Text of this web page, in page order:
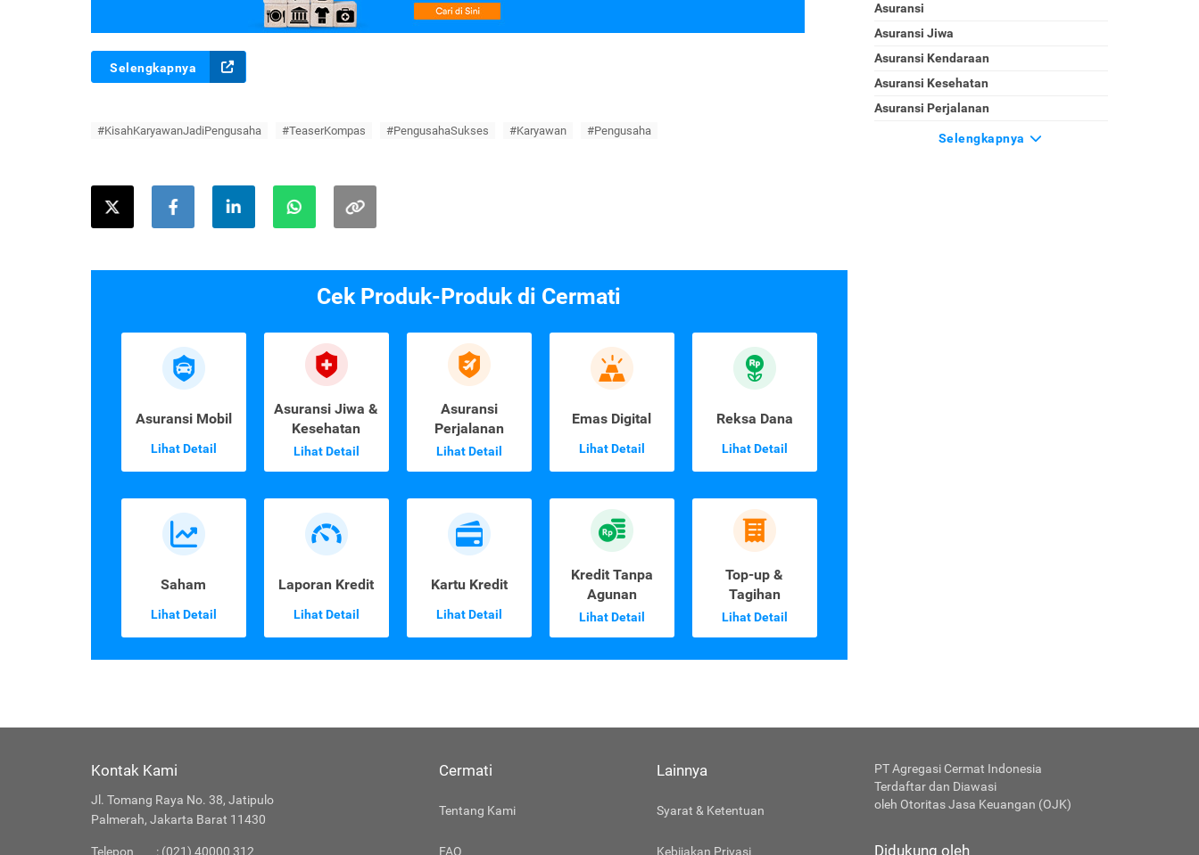
Selengkapnya
#KisahKaryawanJadiPengusaha #TeaserKompas #PengusahaSukses #Karyawan #Pengusaha
Cek Produk-Produk di Cermati
Asuransi Mobil
Lihat Detail
Asuransi Jiwa &
Kesehatan
Lihat Detail
Asuransi
Perjalanan
Lihat Detail
Emas Digital
Lihat Detail
Reksa Dana
Lihat Detail
Saham
Lihat Detail
Laporan Kredit
Lihat Detail
Kartu Kredit
Lihat Detail
Kredit Tanpa
Agunan
Lihat Detail
Top-up &
Tagihan
Lihat Detail
Asuransi
Asuransi Jiwa
Asuransi Kendaraan
Asuransi Kesehatan
Asuransi Perjalanan
Selengkapnya
Kontak Kami
Jl. Tomang Raya No. 38, Jatipulo
Palmerah, Jakarta Barat 11430
Telepon : (021) 40000 312
Cermati
Tentang Kami
FAQ
Lainnya
Syarat & Ketentuan
Kebijakan Privasi
PT Agregasi Cermat Indonesia
Terdaftar dan Diawasi
oleh Otoritas Jasa Keuangan (OJK)
Didukung oleh